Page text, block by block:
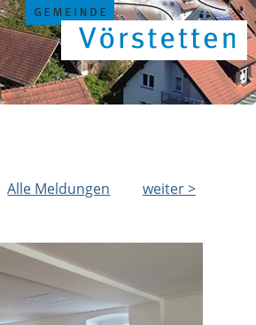
Alle Meldungen weiter >